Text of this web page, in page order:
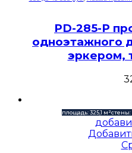
PD-285-P
одноэтажного
эркером,
площадь: 325,1 м²стены: